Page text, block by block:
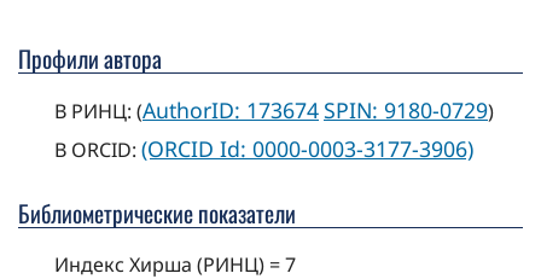
Профили автора
В РИНЦ: (AuthorID: 173674 SPIN: 9180-0729)
В ORCID: (ORCID Id: 0000-0003-3177-3906)
Библиометрические показатели
Индекс Хирша (РИНЦ) = 7